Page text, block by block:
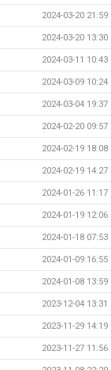
2024-03-20 21:59
2024-03-20 13:30
2024-03-11 10:43
2024-03-09 10:24
2024-03-04 19:37
2024-02-20 09:57
2024-02-19 18:08
2024-02-19 14:27
2024-01-26 11:17
2024-01-19 12:06
2024-01-18 07:53
2024-01-09 16:55
2024-01-08 13:59
2023-12-04 13:31
2023-11-29 14:19
2023-11-27 11:56